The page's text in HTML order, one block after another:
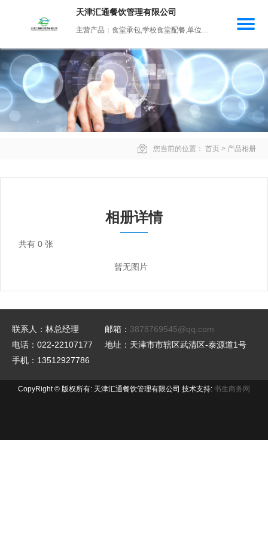
天津汇通餐饮管理有限公司
主营产品：食堂承包,学校食堂配餐,单位年会配餐,社区食堂,单位客餐服务
您当前的位置： 首页 > 产品相册
相册详情
共有 0 张
暂无图片
联系人：林总经理
电话：022-22107177
手机：13512927786
邮箱： 3878769545@qq.com
地址：天津市市辖区武清区-泰源道1号
CopyRight © 版权所有: 天津汇通餐饮管理有限公司 技术支持: 书生商务网